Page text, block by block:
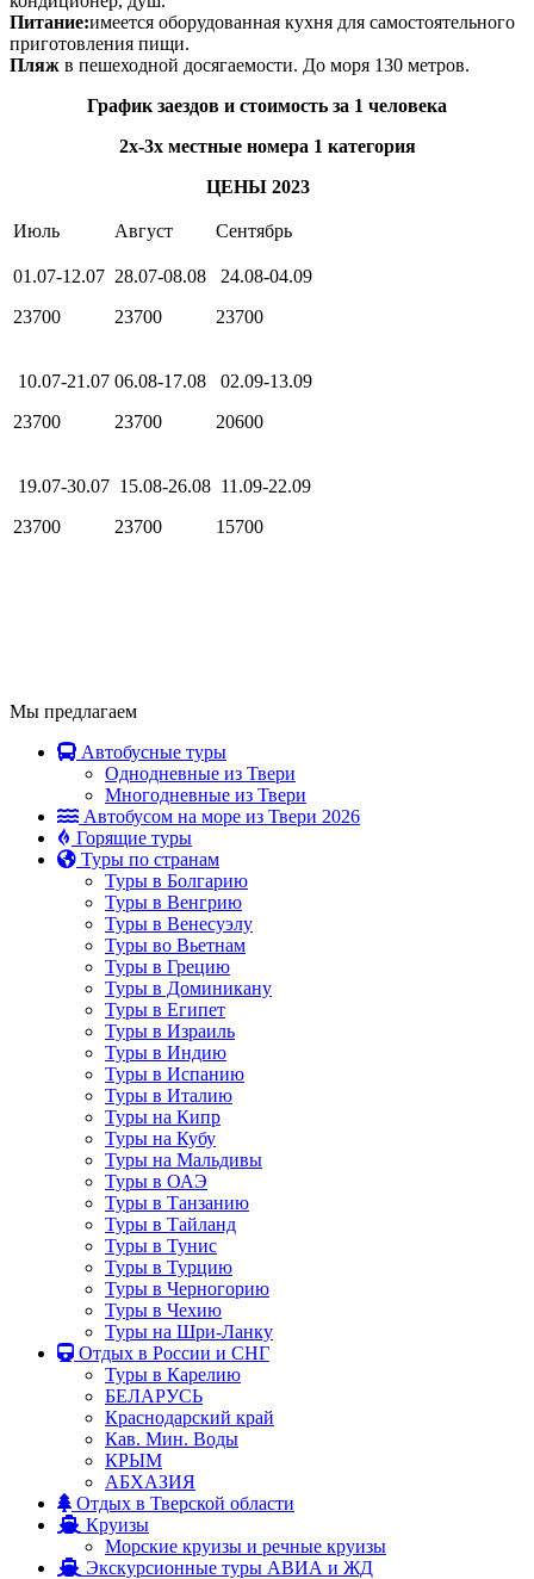
Питание:имеется оборудованная кухня для самостоятельного
приготовления пищи.
Пляж в пешеходной досягаемости. До моря 130 метров.
График заездов и стоимость за 1 человека
2х-3х местные номера 1 категория
ЦЕНЫ 2023
Июль Август Сентябрь
01.07-12.07
23700
28.07-08.08
23700
24.08-04.09
23700
10.07-21.07
23700
06.08-17.08
23700
02.09-13.09
20600
19.07-30.07
23700
15.08-26.08
23700
11.09-22.09
15700
Мы предлагаем
Автобусные туры
Однодневные из Твери
Многодневные из Твери
Автобусом на море из Твери 2026
Горящие туры
Туры по странам
Туры в Болгарию
Туры в Венгрию
Туры в Венесуэлу
Туры во Вьетнам
Туры в Грецию
Туры в Доминикану
Туры в Египет
Туры в Израиль
Туры в Индию
Туры в Испанию
Туры в Италию
Туры на Кипр
Туры на Кубу
Туры на Мальдивы
Туры в ОАЭ
Туры в Танзанию
Туры в Тайланд
Туры в Тунис
Туры в Турцию
Туры в Черногорию
Туры в Чехию
Туры на Шри-Ланку
Отдых в России и СНГ
Туры в Карелию
БЕЛАРУСЬ
Краснодарский край
Кав. Мин. Воды
КРЫМ
АБХАЗИЯ
Отдых в Тверской области
Круизы
Морские круизы и речные круизы
Экскурсионные туры АВИА и ЖД